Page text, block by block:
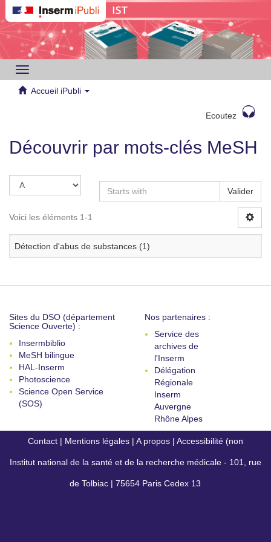
Toggle
navigation
Accueil iPubli
Ecoutez
Découvrir par mots-clés MeSH
Valider
Voici les éléments 1-1
Détection d'abus de substances (1)
Sites du DSO (département
Science Ouverte) :
Insermbiblio
MeSH bilingue
HAL-Inserm
Photoscience
Science Open Service
(SOS)
Nos partenaires :
Service des
archives de
l'Inserm
Délégation
Régionale
Inserm
Auvergne
Rhône Alpes
Contact | Mentions légales | A propos | Accessibilité (non
conforme)
Institut national de la santé et de la recherche médicale - 101, rue
de Tolbiac | 75654 Paris Cedex 13